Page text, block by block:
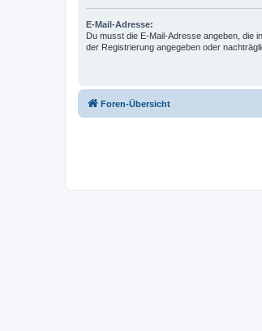
E-Mail-Adresse:
Du musst die E-Mail-Adresse angeben, die
der Registrierung angegeben oder
Foren-Übersicht